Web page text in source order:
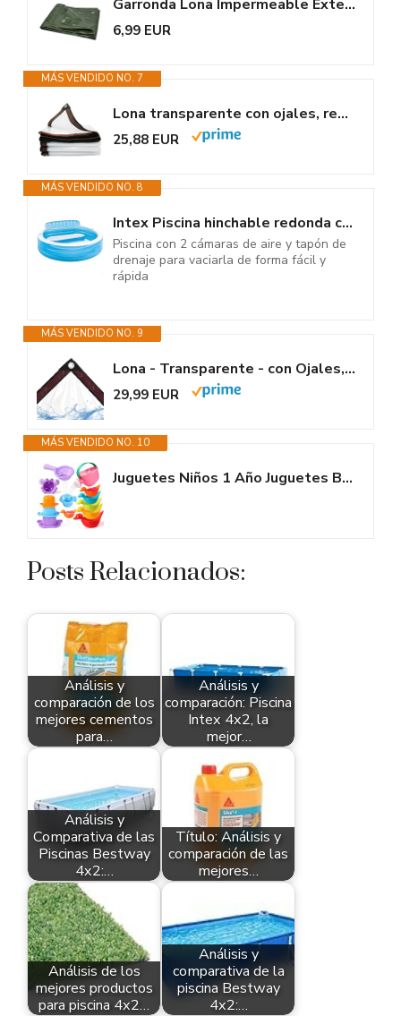
Garronda Lona Impermeable Exterior con Ojales – 2x4 m 80 g/m² – Lona...
6,99 EUR
MÁS VENDIDO NO. 7
Lona transparente con ojales, resistente al agua, 2 m x 4 m, cubierta de...
25,88 EUR
MÁS VENDIDO NO. 8
Intex Piscina hinchable redonda con respaldo, 229x218x79 cm, 590 litros, 2...
Piscina con 2 cámaras de aire y tapón de
drenaje para vaciarla de forma fácil y
rápida
MÁS VENDIDO NO. 9
Lona - Transparente - con Ojales, Lona Impermeable 2x4m para protección...
29,99 EUR
MÁS VENDIDO NO. 10
Juguetes Niños 1 Año Juguetes Bañera Bebe 1 2 Año, Juguetes Baño Bebe,...
Posts Relacionados:
Análisis y
comparación de los
mejores cementos
para…
Análisis y
comparación: Piscina
Intex 4x2, la
mejor…
Análisis y
Comparativa de las
Piscinas Bestway
4x2:…
Título: Análisis y
comparación de las
mejores…
Análisis de los
mejores productos
para piscina 4x2…
Análisis y
comparativa de la
piscina Bestway
4x2:…